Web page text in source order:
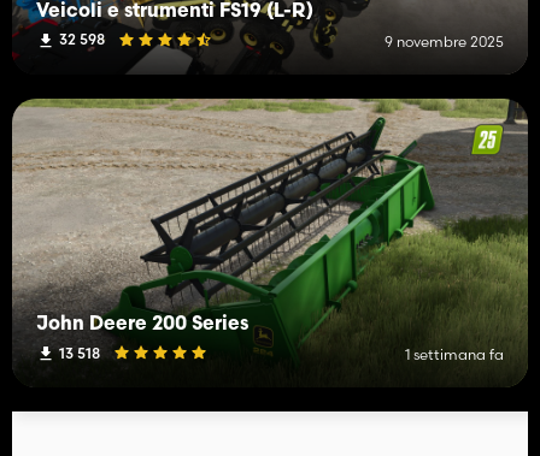
Veicoli e strumenti FS19 (L-R)
32 598 9 novembre 2025
John Deere 200 Series
13 518 1 settimana fa